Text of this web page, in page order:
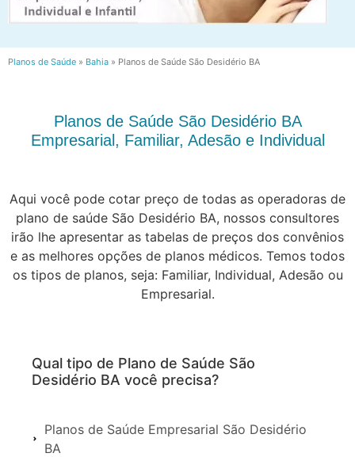
Planos de Saúde » Bahia » Planos de Saúde São Desidério BA
Planos de Saúde São Desidério BA
Empresarial, Familiar, Adesão e Individual
Aqui você pode cotar preço de todas as operadoras de
plano de saúde São Desidério BA, nossos consultores
irão lhe apresentar as tabelas de preços dos convênios
e as melhores opções de planos médicos. Temos todos
os tipos de planos, seja: Familiar, Individual, Adesão ou
Empresarial.
Qual tipo de Plano de Saúde São
Desidério BA você precisa?
Planos de Saúde Empresarial São Desidério
BA